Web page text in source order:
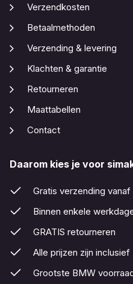
Verzendkosten
Betaalmethoden
Verzending & levering
Klachten & garantie
Retourneren
Maattabellen
Contact
Daarom kies je voor
Gratis verzending vanaf
Binnen enkele
GRATIS retourneren
Alle prijzen zijn inclusief
Grootste BMW